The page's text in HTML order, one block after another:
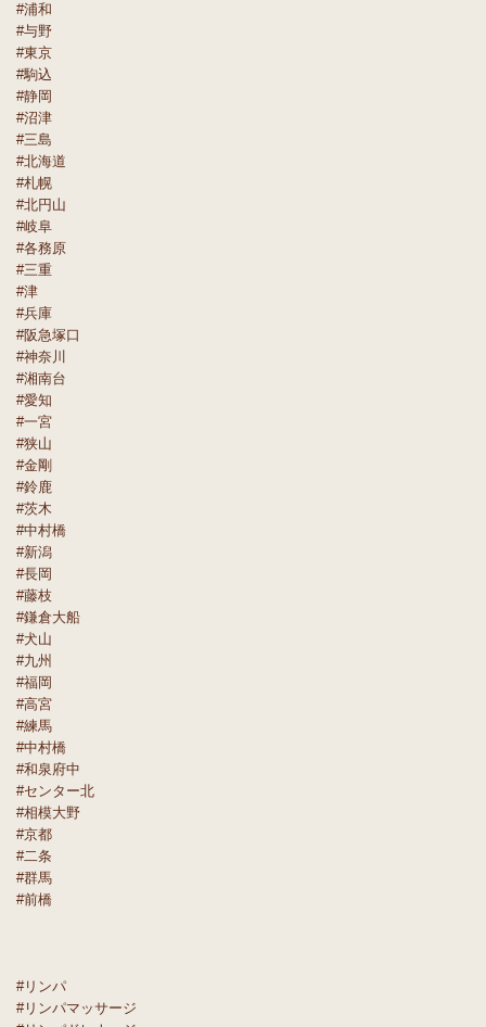
#浦和
#与野
#東京
#駒込
#静岡
#沼津
#三島
#北海道
#札幌
#北円山
#岐阜
#各務原
#三重
#津
#兵庫
#阪急塚口
#神奈川
#湘南台
#愛知
#一宮
#狭山
#金剛
#鈴鹿
#茨木
#中村橋
#新潟
#長岡
#藤枝
#鎌倉大船
#犬山
#九州
#福岡
#高宮
#練馬
#中村橋
#和泉府中
#センター北
#相模大野
#京都
#二条
#群馬
#前橋
#リンパ
#リンパマッサージ